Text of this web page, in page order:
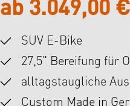
ab 3.049,00 €
SUV E-Bike
27,5" Bereifung für
alltagstaugliche
Custom Made in